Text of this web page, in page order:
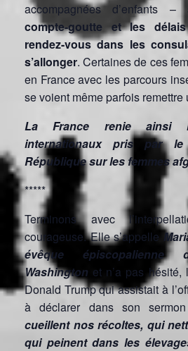
accompagnées d’enfants –
compte-goutte et les
rendez-vous dans les
s’allonger. Certaines de ces
en France avec les parcours
se voient même parfois
La France renie ainsi
internationaux pris par
République sur les femmes
*****
Terminons avec
courageuse. Elle s’appelle
évêque
Washington et n’a pas
Donald Trump qui assistait à
à déclarer dans son sermon
cueillent nos récoltes, qui
qui peinent dans les